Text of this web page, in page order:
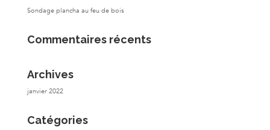
Sondage plancha au feu de bois
Commentaires récents
Archives
janvier 2022
Catégories